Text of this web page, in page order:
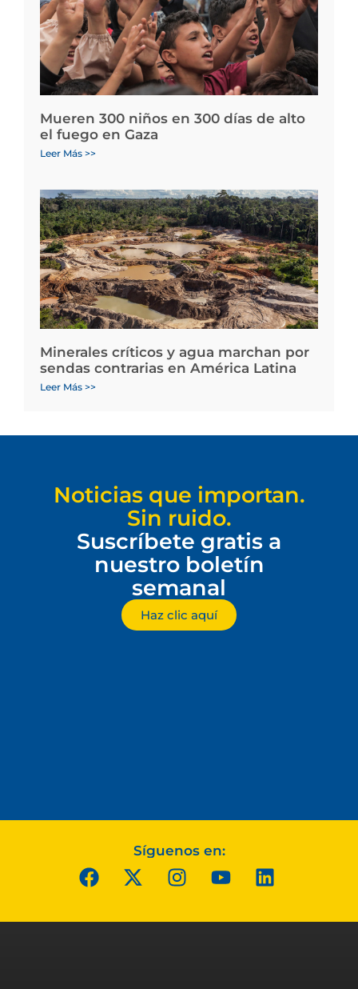
Mueren 300 niños en 300 días de alto
el fuego en Gaza
Leer Más >>
Minerales críticos y agua marchan por
sendas contrarias en América Latina
Leer Más >>
Noticias que importan.
Sin ruido.
Suscríbete gratis a
nuestro boletín
semanal
Haz clic aquí
Síguenos en: